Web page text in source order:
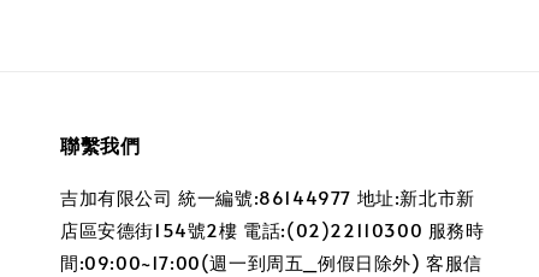
聯繫我們
吉加有限公司 統一編號:86144977 地址:新北市新
店區安德街154號2樓 電話:(02)22110300 服務時
間:09:00~17:00(週一到周五_例假日除外) 客服信